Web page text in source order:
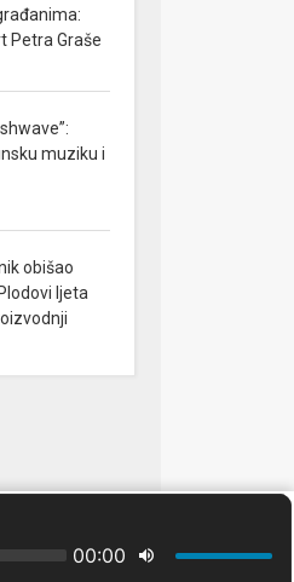
Petra Graše
muziku i
obišao
ljeta